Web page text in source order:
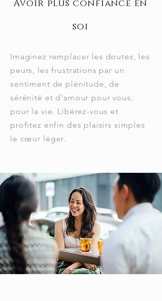
Avoir plus confiance en
soi
Imaginez remplacer les doutes, les
peurs, les frustrations par un
sentiment de plénitude, de
sérénité et d'amour pour vous,
pour la vie. Libérez-vous et
profitez enfin des plaisirs simples
le cœur léger.